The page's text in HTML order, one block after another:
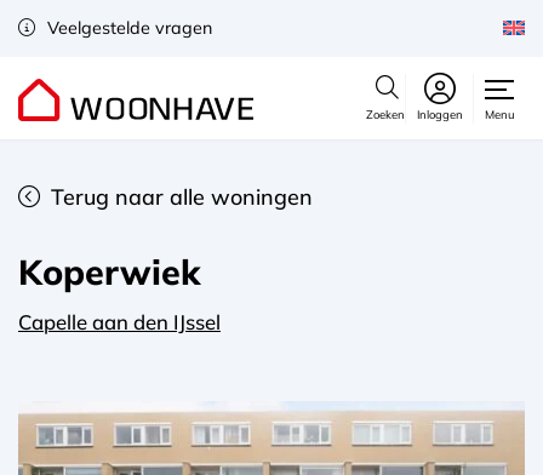
Veelgestelde vragen
Zoeken Inloggen Menu
Terug naar alle woningen
Koperwiek
Capelle aan den IJssel